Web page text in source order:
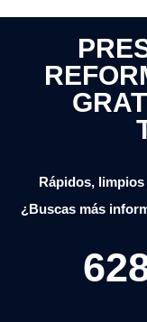
Rápidos,
¿Buscas más